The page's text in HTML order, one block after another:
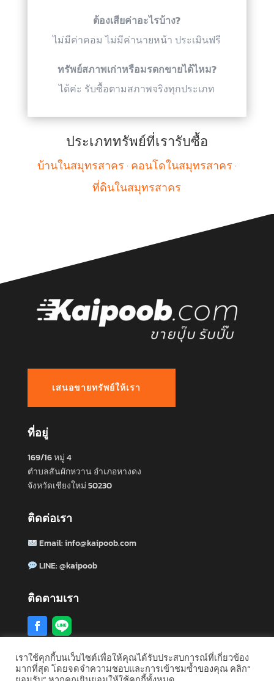
ต้องเสียค่าอะไรบ้าง?
ไม่มีค่าคอม ไม่มีค่านายหน้า ประเมินฟรี
ทรัพย์สภาพเก่าหรือมรดกขายได้ไหม?
ได้ค่ะ รับซื้อตามสภาพจริงทุกประเภท
ประเภททรัพย์ที่เรารับซื้อ
บ้านในสมุทรสาคร ·คอนโดในสมุทรสาคร ·
ที่ดินในสมุทรสาคร
เสนอขายทรัพย์ให้เรา
ที่อยู่
169/16 หมู่ 4
ตำบลสันผักหวาน อำเภอหางดง
จังหวัดเชียงใหม่ 50230
ติดต่อเรา
Email:info@kaipoob.com
LINE:@kaipoob
ติดตามเรา
รับซื้ออสังหาริมทรัพย์ทั่วประเทศไทย:กรุงเทพ·เชียงใหม่·
เราใช้คุกกี้บนเว็บไซต์เพื่อให้คุณได้รับประสบการณ์ที่เกี่ยวข้อง
มากที่สุด โดยจดจำความชอบและการเข้าชมซ้ำของคุณ คลิก“